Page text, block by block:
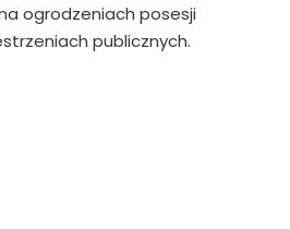
ogrodzeniach posesji
publicznych.